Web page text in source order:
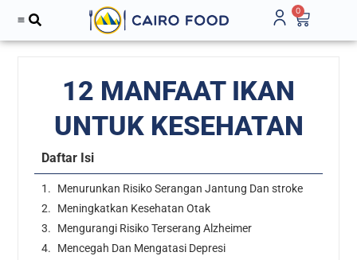
0
12 MANFAAT IKAN
UNTUK KESEHATAN
Daftar Isi
Menurunkan Risiko Serangan Jantung Dan stroke
Meningkatkan Kesehatan Otak
Mengurangi Risiko Terserang Alzheimer
Mencegah Dan Mengatasi Depresi